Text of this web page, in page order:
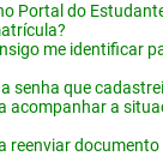
Portal do
me identificar
senha que
acompanhar a
reenviar